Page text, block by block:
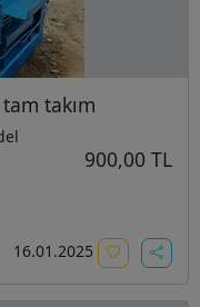
takım
900,00 TL
16.01.2025